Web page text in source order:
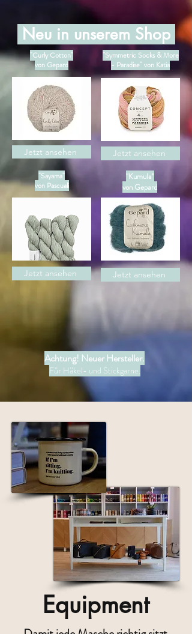
Neu in unserem Shop
"Curly Cotton"
von Gepard
Jetzt ansehen
"Symmetric Socks & More
- Paradise"von Katia
Jetzt ansehen
"Sayama"
von Pascuali
Jetzt ansehen
"Kumula"
von Gepard
Jetzt ansehen
Achtung! Neuer Hersteller.
Für Häkel- und Stickgarne.
Equipment